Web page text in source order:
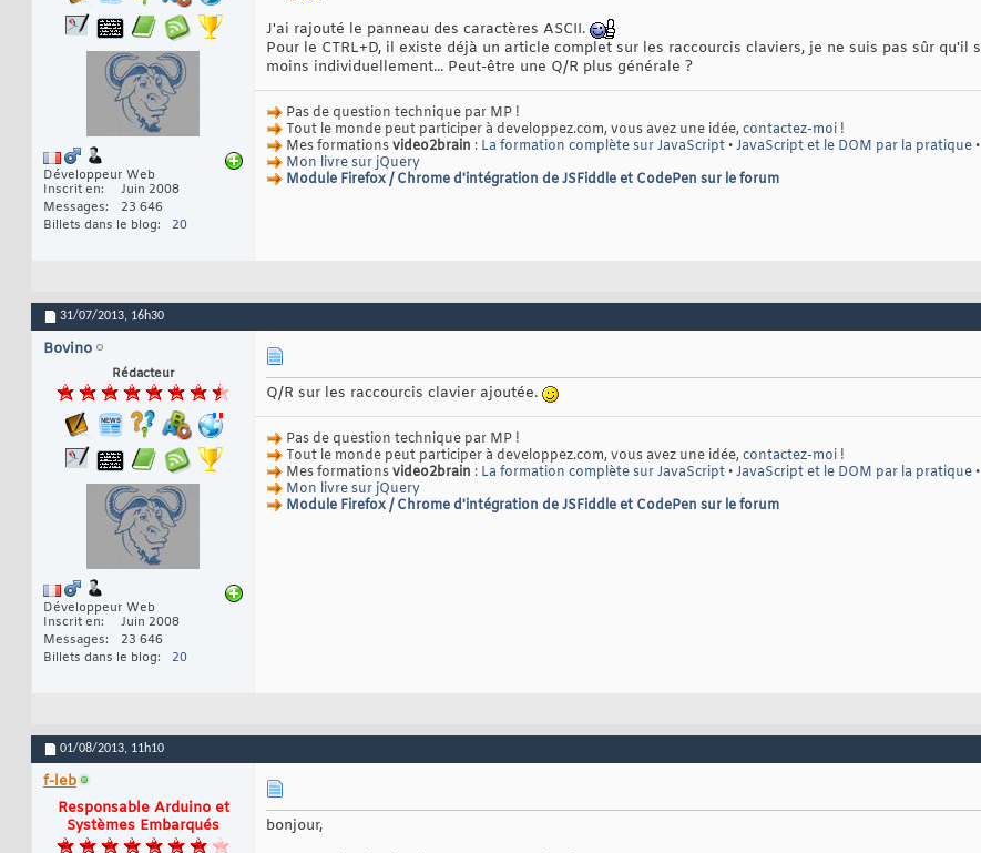
Développeur Web
Inscrit en
Juin 2008
Messages
23 646
Billets dans le blog
20
J'ai rajouté le panneau des caractères ASCII.
Pour le CTRL+D, il existe déjà un article complet sur les raccourcis claviers, je ne suis pas sûr qu'il
moins individuellement... Peut-être une Q/R plus générale ?
Pas de question technique par MP !
Tout le monde peut participer à developpez.com, vous avez une idée, contactez-moi !
Mes formationsvideo2brain : La formation complète sur JavaScript•JavaScript et le DOM par la pratique•
Mon livre sur jQuery
Module Firefox / Chrome d'intégration de JSFiddle et CodePen sur le forum
31/07/2013, 16h30
Bovino
Rédacteur
Développeur Web
Inscrit en
Juin 2008
Messages
23 646
Billets dans le blog
20
Q/R sur les raccourcis clavier ajoutée.
Pas de question technique par MP !
Tout le monde peut participer à developpez.com, vous avez une idée, contactez-moi !
Mes formationsvideo2brain : La formation complète sur JavaScript•JavaScript et le DOM par la pratique•
Mon livre sur jQuery
Module Firefox / Chrome d'intégration de JSFiddle et CodePen sur le forum
01/08/2013, 11h10
f-leb
Responsable Arduino et
Systèmes Embarqués
bonjour,